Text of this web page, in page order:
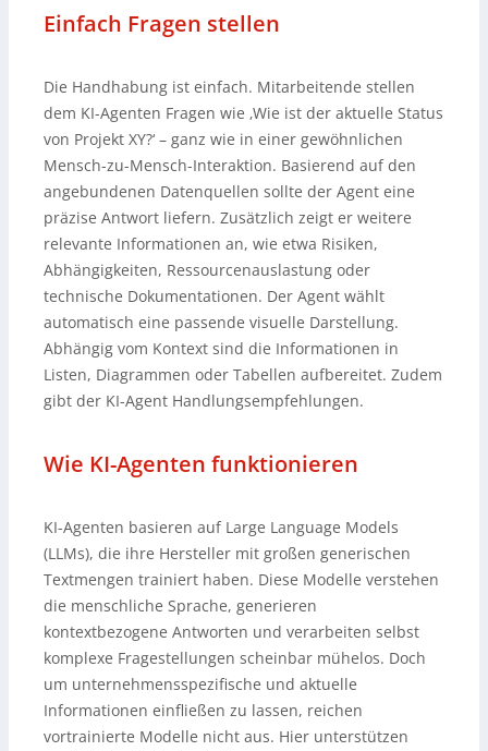
Einfach Fragen stellen
Die Handhabung ist einfach. Mitarbeitende stellen
dem KI-Agenten Fragen wie ‚Wie ist der aktuelle Status
von Projekt XY?‘ – ganz wie in einer gewöhnlichen
Mensch-zu-Mensch-Interaktion. Basierend auf den
angebundenen Datenquellen sollte der Agent eine
präzise Antwort liefern. Zusätzlich zeigt er weitere
relevante Informationen an, wie etwa Risiken,
Abhängigkeiten, Ressourcenauslastung oder
technische Dokumentationen. Der Agent wählt
automatisch eine passende visuelle Darstellung.
Abhängig vom Kontext sind die Informationen in
Listen, Diagrammen oder Tabellen aufbereitet. Zudem
gibt der KI-Agent Handlungsempfehlungen.
Wie KI-Agenten funktionieren
KI-Agenten basieren auf Large Language Models
(LLMs), die ihre Hersteller mit großen generischen
Textmengen trainiert haben. Diese Modelle verstehen
die menschliche Sprache, generieren
kontextbezogene Antworten und verarbeiten selbst
komplexe Fragestellungen scheinbar mühelos. Doch
um unternehmensspezifische und aktuelle
Informationen einfließen zu lassen, reichen
vortrainierte Modelle nicht aus. Hier unterstützen